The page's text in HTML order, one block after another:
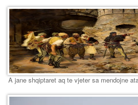
A jane shqiptaret aq te vjeter sa mendojne